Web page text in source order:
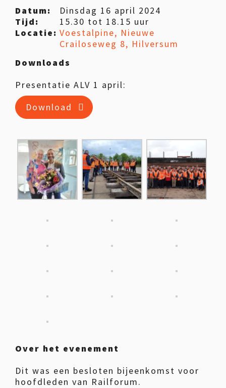
Datum:
Dinsdag 16 april 2024
Tijd:
15.30 tot 18.15 uur
Locatie: Voestalpine, Nieuwe
Crailoseweg 8, Hilversum
Downloads
Presentatie ALV 1 april:
Download
Over het evenement
Dit was een besloten bijeenkomst voor
hoofdleden van Railforum.